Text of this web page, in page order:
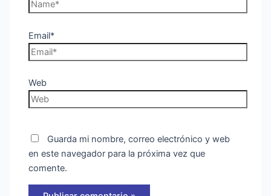
Email*
Web
Guarda mi nombre, correo electrónico y web
en este navegador para la próxima vez que
comente.